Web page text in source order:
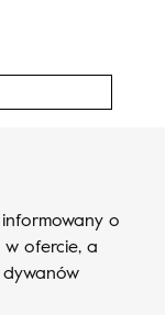
o
ofercie, a